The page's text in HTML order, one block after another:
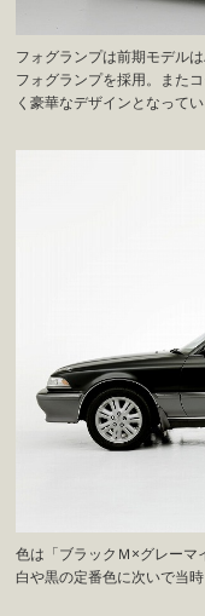
フォグランプは前期モデル
フォグランプを採用。また
く豪華なデザインとなってい
色は「ブラックＭ×グレーマ
白や黒の定番色に次いで当